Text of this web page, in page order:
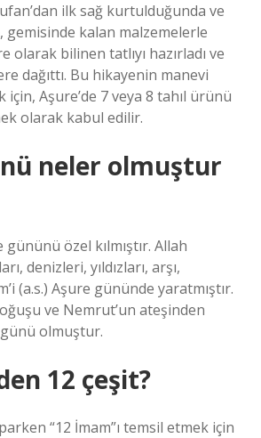
ilk sağ kurtulduğunda ve
gemisinde kalan malzemelerle
olarak bilinen tatlıyı hazırladı ve
dağıttı. Bu hikayenin manevi
Aşure’de 7 veya 8 tahıl ürünü
olarak kabul edilir.
neler olmuştur
gününü özel kılmıştır. Allah
denizleri, yıldızları, arşı,
(a.s.) Aşure gününde yaratmıştır.
ve Nemrut’un ateşinden
olmuştur.
12 çeşit?
“12 İmam”ı temsil etmek için